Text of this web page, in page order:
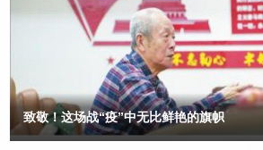
益，其申请恢复执行不仅违反了信赖保护原
利益。同时也是自我否定了法院裁定批准的
持续经营方案的约定。用（2023）浙0127执
云、祥虹公司100%股权的股东净诚公司和
资合作协议》中的约定，明显存有帮助毁约
在利益输送和瓜分不当得利之嫌。违法动用
民事行为，助长了毁约方贪婪的欲望，激化
此案中，95名老年人被骗近700万元，所幸相
回。“不法分子抓住老年人对健康和养老的需求
为承诺，诱导老年人落入圈套。”办案民警
民法院审委会委员、刑二庭庭长鲍杰表示，
对互联网新技术、新经济模式了解有限的特点
宙”“加密货币”等前沿概念制造信息迷雾，用
上述案件中的所谓“最新养老生态”便是如
要牢记“天上不会掉馅饼”，家中的晚辈也要
致敬！这场战“疫”中无比鲜艳的旗帜